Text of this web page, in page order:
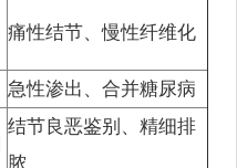
痛性结节、慢性纤维化
急性渗出、合并糖尿病
结节良恶鉴别、精细排
脓